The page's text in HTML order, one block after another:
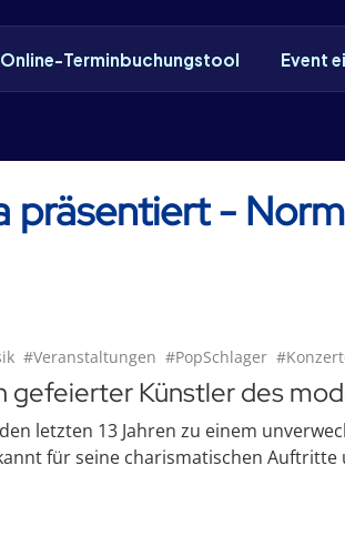
Online-Terminbuchungstool Event
präsentiert -
#Veranstaltungen #PopSchlager
gefeierter Künstler des
letzten 13 Jahren zu einem
für seine charismatischen Auftritte